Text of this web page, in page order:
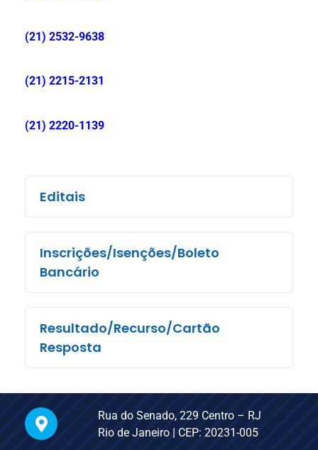
(21) 2532-9638
(21) 2215-2131
(21) 2220-1139
Editais
Inscrições/Isenções/Boleto
Bancário
Resultado/Recurso/Cartão
Resposta
Rua do Senado, 229 Centro – RJ
Rio de Janeiro | CEP: 20231-005